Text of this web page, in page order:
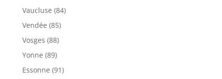
Vaucluse (84)
Vendée (85)
Vosges (88)
Yonne (89)
Essonne (91)